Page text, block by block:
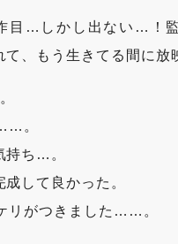
目…しかし出ない…！
、もう生きてる間に
。
持ち…。
して良かった。
リがつきました……。